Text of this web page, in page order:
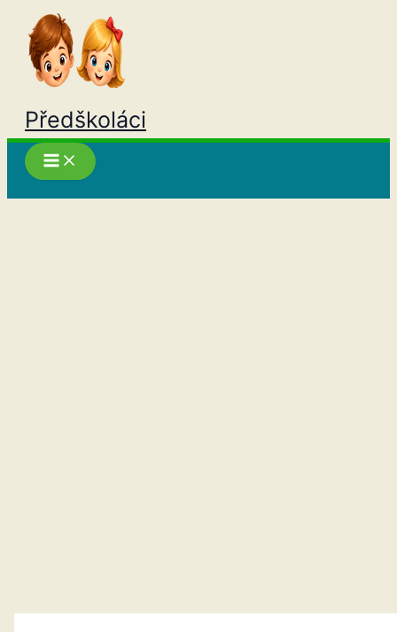
Přeskočit
obsah
Předškoláci